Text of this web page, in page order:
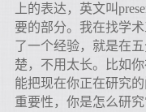
上的表达，英文叫
要的部分。我在找学
了一个经验，就是在
楚，不用太长。比如
能把现在你正在研究
重要性，你是怎么研